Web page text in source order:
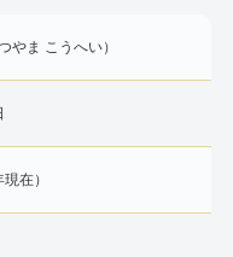
やま こうへい）
在）